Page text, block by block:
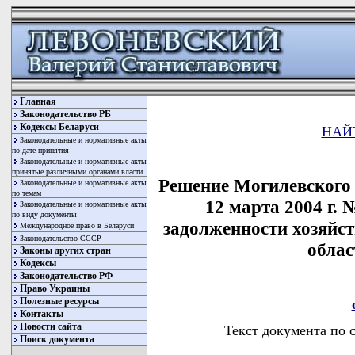
Главная
Законодательство РБ
Кодексы Беларуси
Законодательные и нормативные акты
по дате принятия
Законодательные и нормативные акты
принятые различными органами власти
Законодательные и нормативные акты
по темам
Законодательные и нормативные акты
по виду документы
Международное право в Беларуси
Законодательство СССР
Законы других стран
Кодексы
Законодательство РФ
Право Украины
Полезные ресурсы
Контакты
Новости сайта
Поиск документа
Решение Могилевского
12 марта 2004 г.
задолженности
Текст документа по